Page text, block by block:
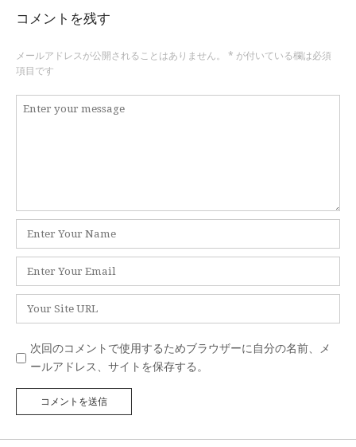
o
s
t
n
i
g
o
コメントを残す
メールアドレスが公開されることはありません。 * が付いている欄は必須
項目です
コ
前
ー
*
イ
次回のコメントで使用するためブラウザーに自分の名前、メ
ールアドレス、サイトを保存する。